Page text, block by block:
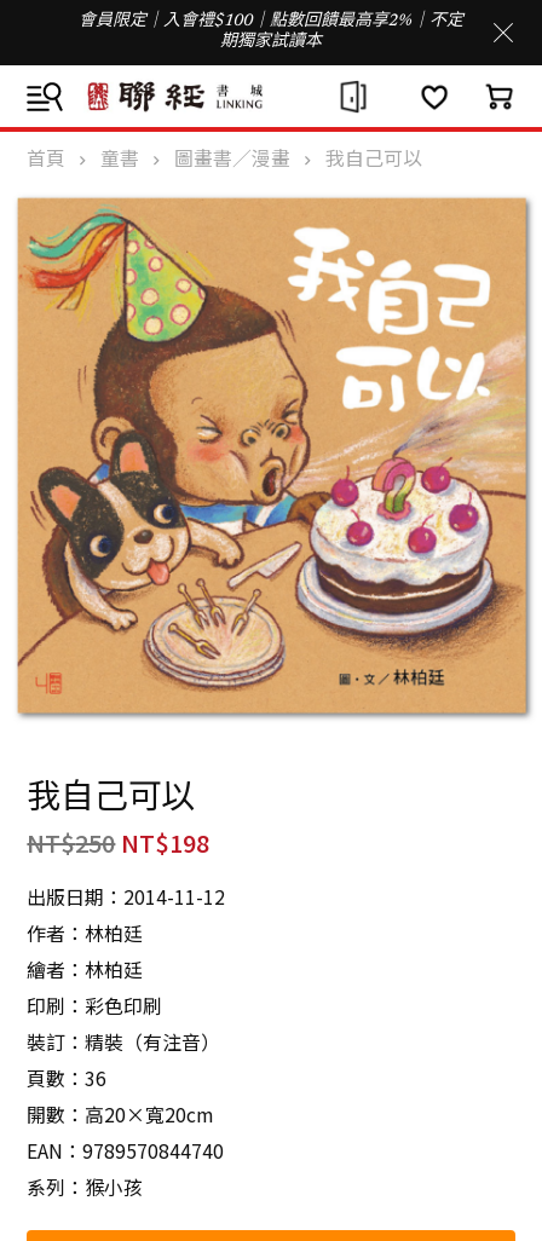
會員限定｜入會禮$100｜點數回饋最高享2%｜不定
期獨家試讀本
首頁 童書 圖畫書／漫畫 我自己可以
我自己可以
NT$250 NT$198
出版日期：2014-11-12
作者：林柏廷
繪者：林柏廷
印刷：彩色印刷
裝訂：精裝（有注音）
頁數：36
開數：高20×寬20cm
EAN：9789570844740
系列：猴小孩